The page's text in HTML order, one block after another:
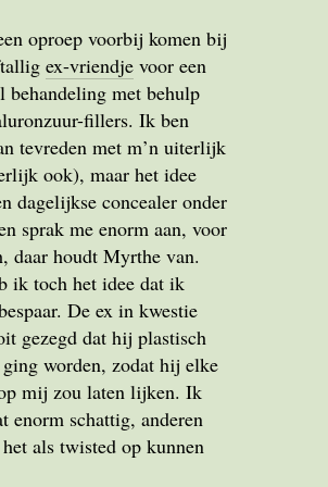
oproep voorbij komen bij
ex-vriendje voor een
behandeling met behulp
fillers. Ik ben
tevreden met m’n uiterlijk
ook), maar het idee
dagelijkse concealer onder
sprak me enorm aan, voor
daar houdt Myrthe van.
ik toch het idee dat ik
De ex in kwestie
gezegd dat hij plastisch
worden, zodat hij elke
mij zou laten lijken. Ik
enorm schattig, anderen
als twisted op kunnen